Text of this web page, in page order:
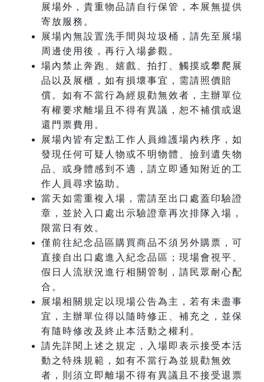
展場外，貴重物品請自行保管，本展無提供
寄放服務。
展場內無設置洗手間與垃圾桶，請先至展場
周邊使用後，再行入場參觀。
場內禁止奔跑、嬉戲、拍打、觸摸或攀爬展
品以及展櫃，如有損壞事宜，需請照價賠
償。如有不當行為經規勸無效者，主辦單位
有權要求離場且不得有異議，恕不補償或退
還門票費用。
展場內皆有定點工作人員維護場內秩序，如
發現任何可疑人物或不明物體、撿到遺失物
品、或身體感到不適，請立即通知附近的工
作人員尋求協助。
當天如需重複入場，需請至出口處蓋印驗證
章，並於入口處出示驗證章再次排隊入場，
限當日有效。
僅前往紀念品區購買商品不須另外購票，可
直接自出口處進入紀念品區；現場會視平、
假日人流狀況進行相關管制，請民眾耐心配
合。
展場相關規定以現場公告為主，若有未盡事
宜，主辦單位得以隨時修正、補充之，並保
有隨時修改及終止本活動之權利。
請先詳閱上述之規定，入場即表示接受本活
動之特殊規範，如有不當行為並規勸無效
者，則須立即離場不得有異議且不接受退票